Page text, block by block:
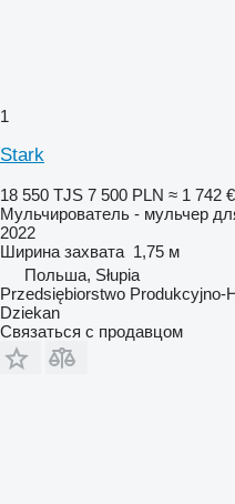
1
Stark
18 550 TJS 7 500 PLN ≈ 1 742 €
Мульчирователь - мульчер
2022
Ширина захвата 1,75 м
Польша, Słupia
Przedsiębiorstwo Produkcyjno-
Dziekan
Связаться с продавцом